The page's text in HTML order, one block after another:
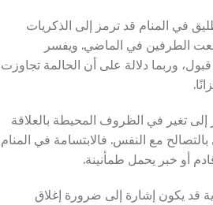
في المنام قد ترمز إلى الذكريات
الطرفين في الماضي. ويفسر
قبول، وربما دلالة على أن الحالمة تجاوزت
تغير في الظروف المحيطة بالعلاقة
مع النفس. فالابتسامة في المنام
أو خبر يحمل طمأنينة.
قد يكون إشارة إلى ضرورة إغلاق